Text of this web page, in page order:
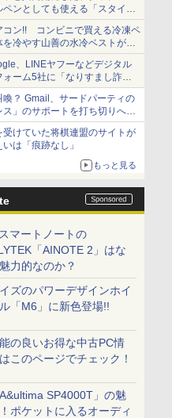
ペンとしても使える「スタイラ
発売 iPadにも紙にも、持ち替
るコン!! コンビニで買える冷凍ペ
を冷やす山善の水冷ベストがロ
ょうどいい【ぼっち・ざ・ろー
空いた時間でなにしてる？】
、LINEヤフーなどデジタル
ォーム5社に「なりすまし詐欺
を要請 著名人の写真や映像を
などへの対策として
喚？ Gmail、サードパーティの
ス」のサポートを打ち切りへ
】
受けていた将棋連盟のサイトが
いは「痕跡なし」
もっと見る
マートノートの
「AINOTE 2」はな
力的なのか？
ズのパワーデザインホイ
「M6」に新色登場!!
の良いお得な中古PC情
このページでチェック！
A&ultima SP4000T」の魅
ポケットに入るオーディ